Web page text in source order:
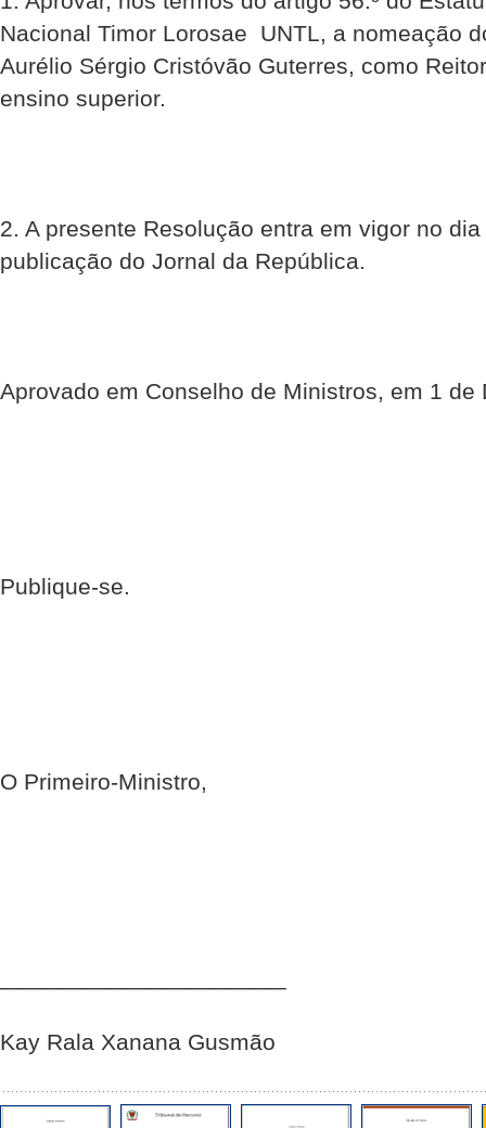
Nacional Timor Lorosae  UNTL, a nomeação
Aurélio Sérgio Cristóvão Guterres, como
ensino superior.
2. A presente Resolução entra em vigor no
publicação do Jornal da República.
Aprovado em Conselho de Ministros, em 1 de
Publique-se.
O Primeiro-Ministro,
Kay Rala Xanana Gusmão